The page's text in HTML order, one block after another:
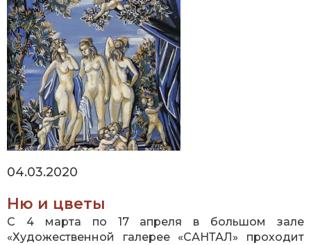
04.03.2020
Ню и цветы
С 4 марта по 17 апреля в большом зале
«Художественной галерее «САНТАЛ» проходит